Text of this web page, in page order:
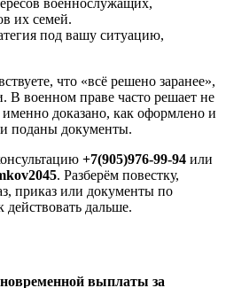
их семей.
под вашу ситуацию,
что «всё решено заранее»,
В военном праве часто решает не
именно доказано, как оформлено и
поданы документы.
+7(905)976-99-94 или
. Разберём повестку,
приказ или документы по
дальше.
выплаты за